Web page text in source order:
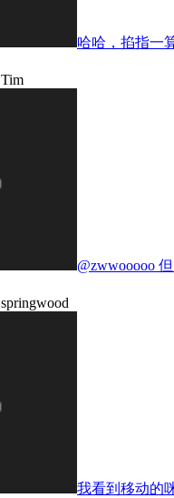
哈哈，掐指一
Tim
@zwwooooo
springwood
我看到移动的